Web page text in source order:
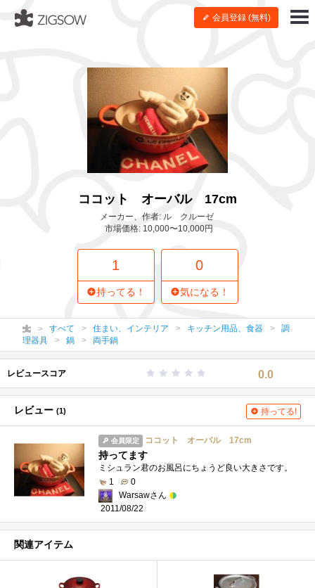
会員登録 (無料)
ココット オーバル 17cm
メーカー、作者: ル クルーゼ
市場価格: 10,000〜10,000円
1
持ってる！
0
気になる！
すべて 住まい、インテリア キッチン用品、食器
調
理器具
鍋 両手鍋
レビュースコア 0.0
レビュー (1) 持ってる!
会員限定 ココット オーバル 17cm
持ってます
ミシュラン君のお風呂にちょうど良い大きさです。
1
0
Warsawさん
2011/08/22
関連アイテム